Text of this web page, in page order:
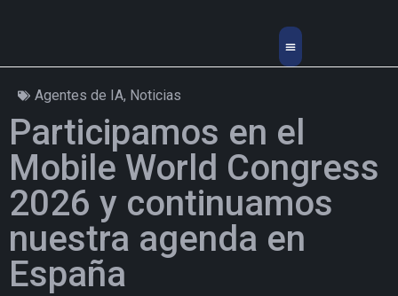
Agentes de IA, Noticias
Participamos en el
Mobile World Congress
2026 y continuamos
nuestra agenda en
España